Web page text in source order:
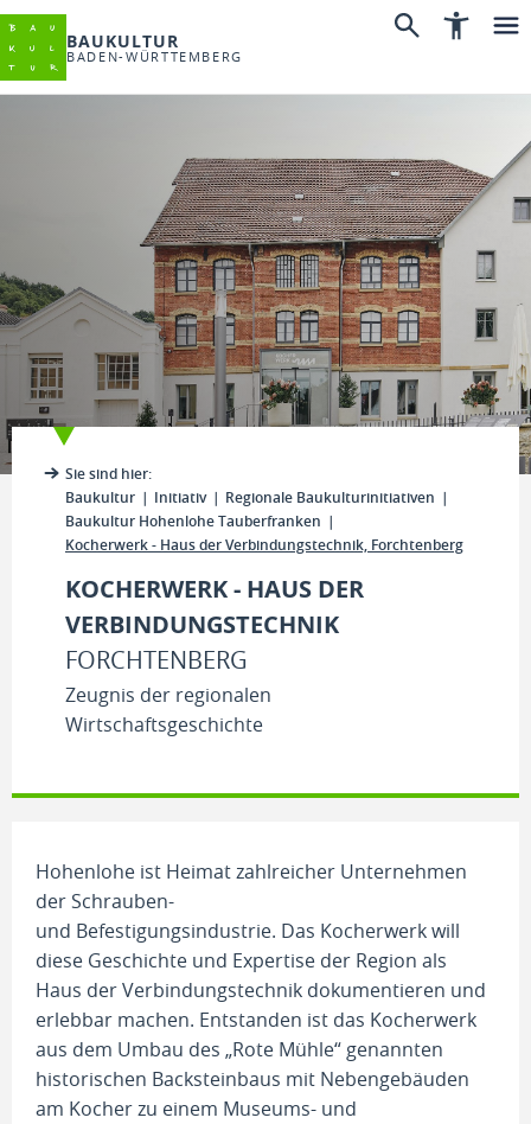
BAUKULTUR
BADEN-WÜRTTEMBERG
Sie sind hier:
Baukultur
Initiativ
Regionale Baukulturinitiativen
Baukultur Hohenlohe Tauberfranken
Kocherwerk - Haus der Verbindungstechnik, Forchtenberg
KOCHERWERK - HAUS DER
VERBINDUNGSTECHNIK
FORCHTENBERG
Zeugnis der regionalen
Wirtschaftsgeschichte
Hohenlohe ist Heimat zahlreicher Unternehmen
der Schrauben-
und Befestigungsindustrie. Das Kocherwerk will
diese Geschichte und Expertise der Region als
Haus der Verbindungstechnik dokumentieren und
erlebbar machen. Entstanden ist das Kocherwerk
aus dem Umbau des „Rote Mühle“ genannten
historischen Backsteinbaus mit Nebengebäuden
am Kocher zu einem Museums- und